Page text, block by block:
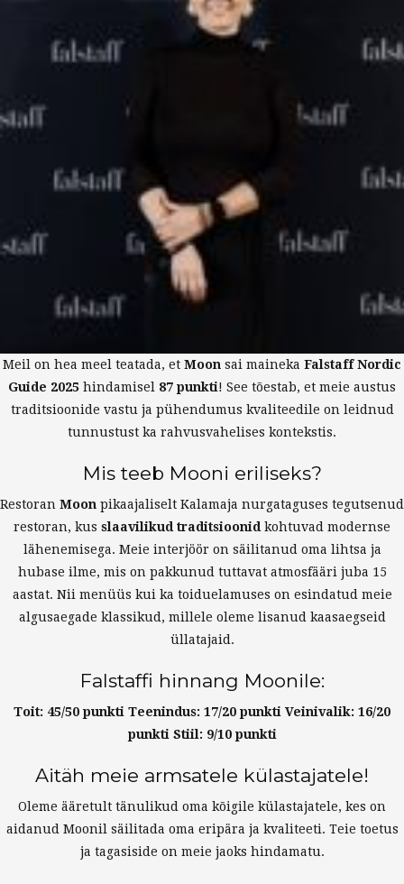
Meil on hea meel teatada, et Moon sai maineka Falstaff Nordic
Guide 2025 hindamisel 87 punkti! See tõestab, et meie austus
traditsioonide vastu ja pühendumus kvaliteedile on leidnud
tunnustust ka rahvusvahelises kontekstis.
Mis teeb Mooni eriliseks?
Restoran Moon pikaajaliselt Kalamaja nurgataguses tegutsenud
restoran, kus slaavilikud traditsioonid kohtuvad modernse
lähenemisega. Meie interjöör on säilitanud oma lihtsa ja
hubase ilme, mis on pakkunud tuttavat atmosfääri juba 15
aastat. Nii menüüs kui ka toiduelamuses on esindatud meie
algusaegade klassikud, millele oleme lisanud kaasaegseid
üllatajaid.
Falstaffi hinnang Moonile:
Toit: 45/50 punkti Teenindus: 17/20 punkti Veinivalik: 16/20
punkti Stiil: 9/10 punkti
Aitäh meie armsatele külastajatele!
Oleme ääretult tänulikud oma kõigile külastajatele, kes on
aidanud Moonil säilitada oma eripära ja kvaliteeti. Teie toetus
ja tagasiside on meie jaoks hindamatu.